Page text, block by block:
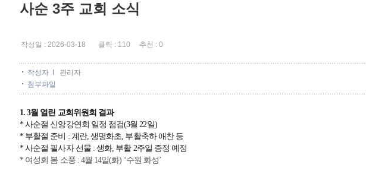
사순 3주 교회 소식
작성일 : 2026-03-18 클릭 : 110 추천 : 0
작성자
관리자
첨부파일
1. 3월 열린 교회위원회 결과
*사순절 신앙강연회 일정 점검(3월22일)
* 부활절 준비 : 계란,생명화초, 부활축하 애찬 등
*사순절 필사자 선물 :생화, 부활 2주일 증정 예정
* 여성회 봄 소풍 : 4월 14일(화) ‘수원 화성’